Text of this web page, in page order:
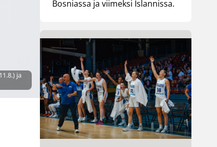
ja
Bosniassa ja viimeksi Islannissa.